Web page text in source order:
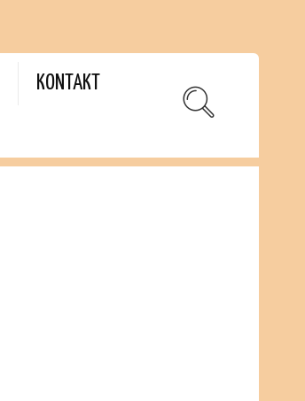
KONTAKT